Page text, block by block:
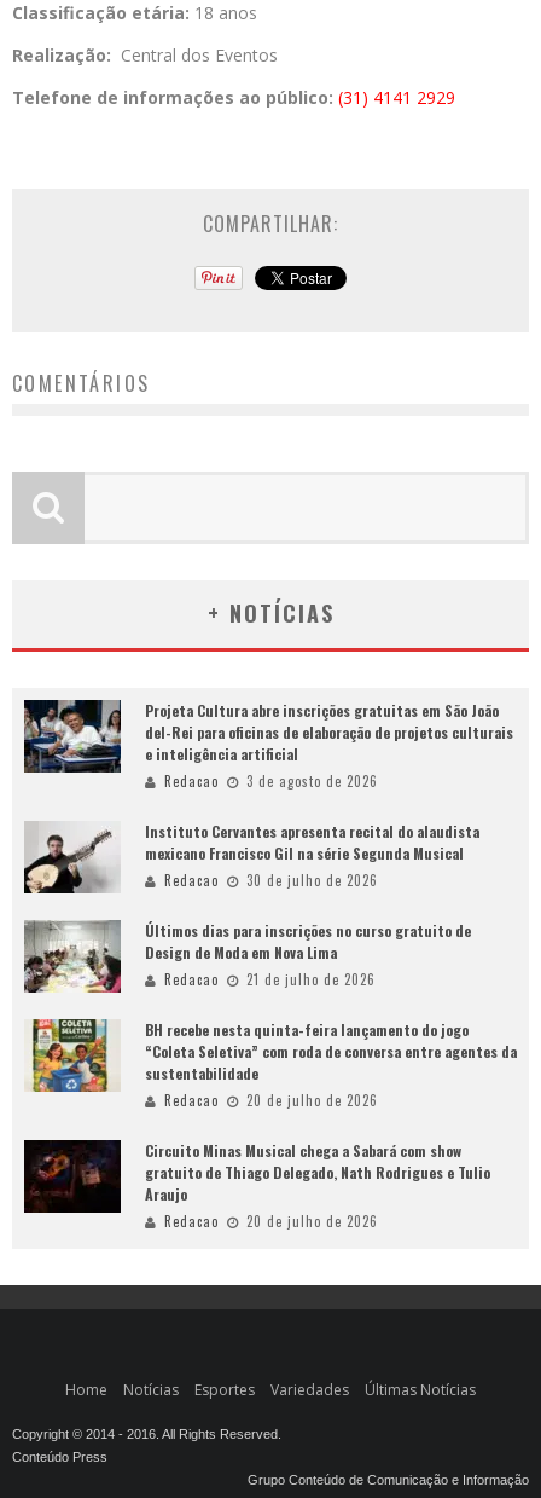
Classificação etária: 18 anos
Realização: Central dos Eventos
Telefone de informações ao público: (31) 4141 2929
COMPARTILHAR:
COMENTÁRIOS
+ NOTÍCIAS
Projeta Cultura abre inscrições gratuitas em São João
del-Rei para oficinas de elaboração de projetos culturais
e inteligência artificial
Redacao 3 de agosto de 2026
Instituto Cervantes apresenta recital do alaudista
mexicano Francisco Gil na série Segunda Musical
Redacao 30 de julho de 2026
Últimos dias para inscrições no curso gratuito de
Design de Moda em Nova Lima
Redacao 21 de julho de 2026
BH recebe nesta quinta-feira lançamento do jogo
“Coleta Seletiva” com roda de conversa entre agentes da
sustentabilidade
Redacao 20 de julho de 2026
Circuito Minas Musical chega a Sabará com show
gratuito de Thiago Delegado, Nath Rodrigues e Tulio
Araujo
Redacao 20 de julho de 2026
Home Notícias Esportes Variedades Últimas Notícias
Copyright © 2014 - 2016. All Rights Reserved.
Conteúdo Press
Grupo Conteúdo de Comunicação e Informação